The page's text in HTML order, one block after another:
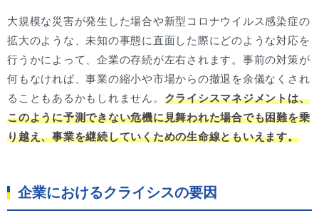
大規模な災害が発生した場合や新型コロナウイルス感染症の
拡大のような、未知の事態に直面した際にどのような対応を
行うかによって、企業の存続が左右されます。事前の対策が
何もなければ、事業の縮小や市場からの撤退を余儀なくされ
ることもあるかもしれません。 クライシスマネジメントは、
このように予測できない危機に見舞われた場合でも困難を乗
り越え、事業を継続していくための生命線ともいえます。
企業におけるクライシスの要因